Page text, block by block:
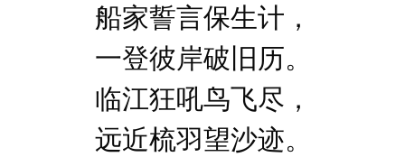
船家誓言保生计，
一登彼岸破旧历。
临江狂吼鸟飞尽，
远近梳羽望沙迹。